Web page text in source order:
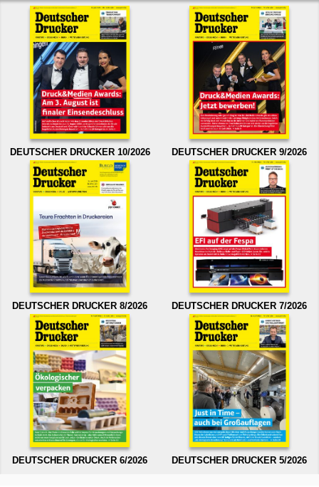
DEUTSCHER DRUCKER 10/2026 DEUTSCHER DRUCKER 9/2026
DEUTSCHER DRUCKER 8/2026 DEUTSCHER DRUCKER 7/2026
DEUTSCHER DRUCKER 6/2026 DEUTSCHER DRUCKER 5/2026